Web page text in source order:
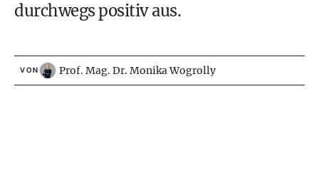
durchwegs positiv aus.
VON Prof. Mag. Dr. Monika Wogrolly